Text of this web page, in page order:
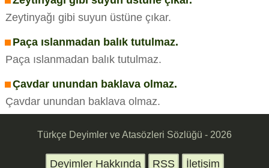
Zeytinyağı gibi suyun üstüne çıkar.
Paça ıslanmadan balık tutulmaz.
Paça ıslanmadan balık tutulmaz.
Çavdar unundan baklava olmaz.
Çavdar unundan baklava olmaz.
Türkçe Deyimler ve Atasözleri Sözlüğü - 2026
Deyimler Hakkında RSS İletişim